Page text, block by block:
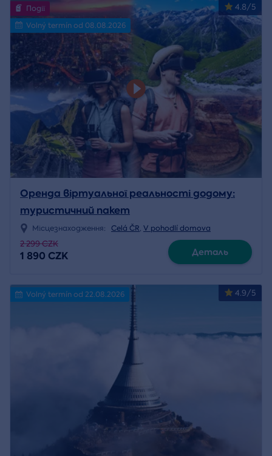
4.8/5
Події
Volný termín od 08.08.2026
Оренда віртуальної реальності додому:
туристичний пакет
Місцезнаходження: Celá ČR, V pohodlí domova
2 299 CZK
1 890 CZK Деталь
4.9/5
Volný termín od 22.08.2026